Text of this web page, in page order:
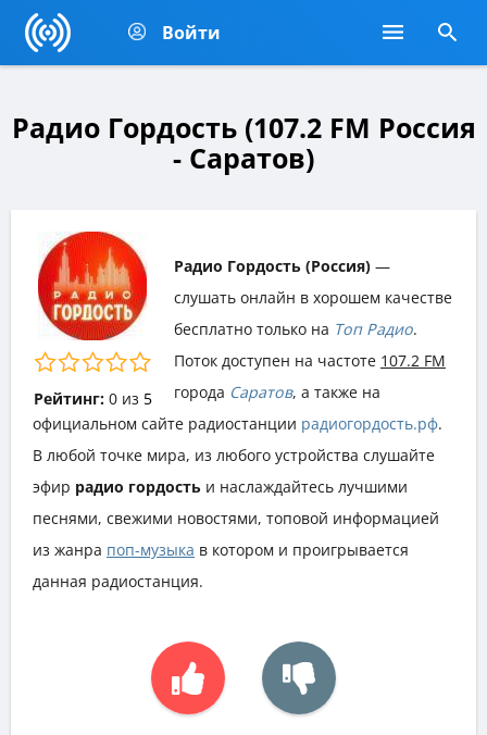
Войти
Радио Гордость (107.2 FM Россия
- Саратов)
Рейтинг: 0из 5
Радио Гордость (Россия) —
слушать онлайн в хорошем качестве
бесплатно только на Топ Радио.
Поток доступен на частоте 107.2 FM
города Саратов, а также на
официальном сайте радиостанции радиогордость.рф.
В любой точке мира, из любого устройства слушайте
эфир радио гордость и наслаждайтесь лучшими
песнями, свежими новостями, топовой информацией
из жанра поп-музыка в котором и проигрывается
данная радиостанция.